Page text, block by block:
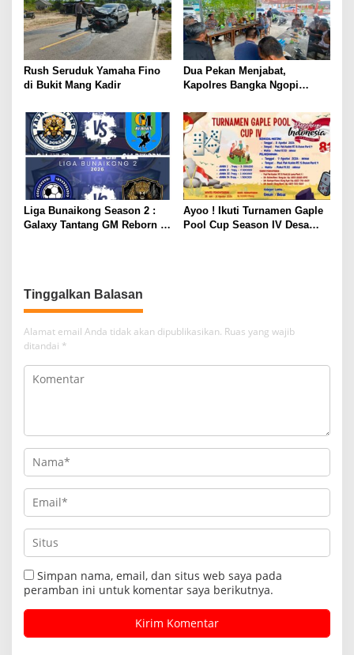
Rush Seruduk Yamaha Fino
di Bukit Mang Kadir
Dua Pekan Menjabat,
Kapolres Bangka Ngopi
Liga Bunaikong Season 2 :
Galaxy Tantang GM Reborn di
Ayoo ! Ikuti Turnamen Gaple
Pool Cup Season IV Desa
Tinggalkan Balasan
Alamat email Anda tidak akan dipublikasikan. Ruas yang wajib
ditandai *
Simpan nama, email, dan situs web saya pada
peramban ini untuk komentar saya berikutnya.